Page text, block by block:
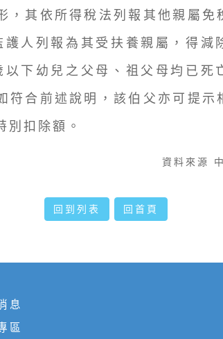
，其依所得稅法列報其他親屬免
人列報為其受扶養親屬，得減
以下幼兒之父母、祖父母均已死
符合前述說明，該伯父亦可提示
別扣除額。
資料來源
回到列表 回首頁
息
區